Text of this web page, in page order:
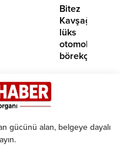
Bitez
Kavşağı’nda
lüks
otomobil
börekçiye
gücünü alan, belgeye dayalı